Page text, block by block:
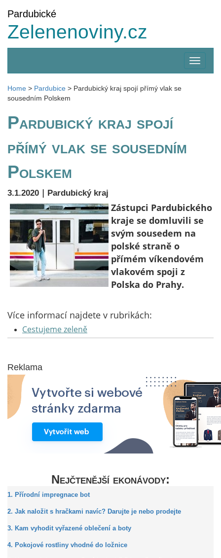
Pardubické
Zelenenoviny.cz
menu
Home > Pardubice > Pardubický kraj spojí přímý vlak se
sousedním Polskem
Pardubický kraj spojí
přímý vlak se sousedním
Polskem
3.1.2020 | Pardubický kraj
Zástupci Pardubického
kraje se domluvili se
svým sousedem na
polské straně o
přímém víkendovém
vlakovém spoji z
Polska do Prahy.
Více informací najdete v rubrikách:
Cestujeme zeleně
Reklama
Nejčtenější ekonávody:
1. Přírodní impregnace bot
2. Jak naložit s hračkami navíc? Darujte je nebo prodejte
3. Kam vyhodit vyřazené oblečení a boty
4. Pokojové rostliny vhodné do ložnice